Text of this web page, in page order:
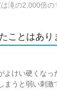
滝の2,000倍の
ことはあり
けい硬くなっ
まうと弱い刺激